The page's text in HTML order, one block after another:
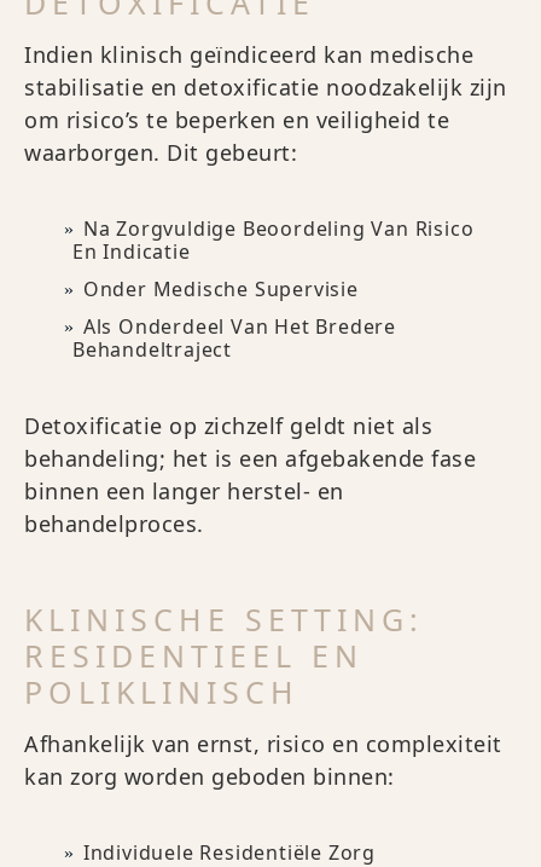
Indien klinisch geïndiceerd kan medische
stabilisatie en detoxificatie noodzakelijk zijn
om risico’s te beperken en veiligheid te
waarborgen. Dit gebeurt:
Na Zorgvuldige Beoordeling Van Risico
En Indicatie
Onder Medische Supervisie
Als Onderdeel Van Het Bredere
Behandeltraject
Detoxificatie op zichzelf geldt niet als
behandeling; het is een afgebakende fase
binnen een langer herstel- en
behandelproces.
KLINISCHE SETTING:
RESIDENTIEEL EN
POLIKLINISCH
Afhankelijk van ernst, risico en complexiteit
kan zorg worden geboden binnen:
Individuele Residentiële Zorg